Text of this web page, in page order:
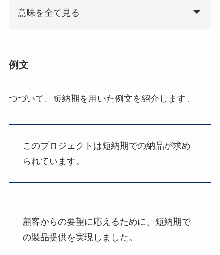
意味を全て見る
例文
つづいて、短納期を用いた例文を紹介します。
このプロジェクトは短納期での納品が求め
られています。
顧客からの要望に応えるために、短納期で
の製品提供を実現しました。